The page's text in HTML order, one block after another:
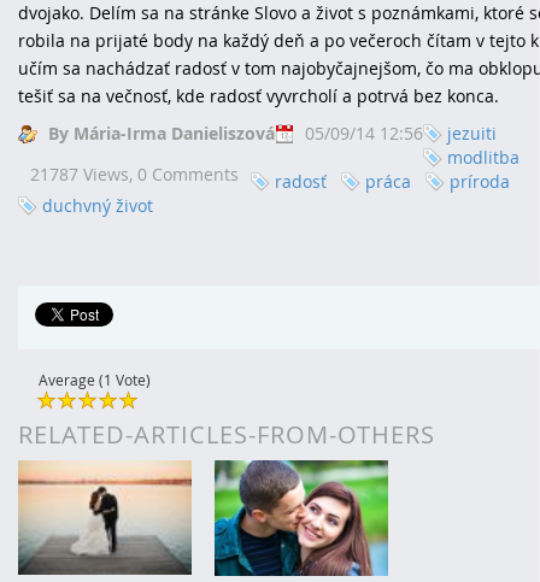
dvojako. Delím sa na stránke Slovo a život s poznámkami, ktoré
robila na prijaté body na každý deň a po večeroch čítam v tejto
učím sa nachádzať radosť v tom najobyčajnejšom, čo ma
tešiť sa na večnosť, kde radosť vyvrcholí a potrvá bez konca.
By Mária-Irma Danieliszová
05/09/14 12:56
21787 Views, 0 Comments
jezuiti
modlitba
radosť
práca
príroda
duchvný život
Average (1 Vote)
RELATED-ARTICLES-FROM-OTHERS